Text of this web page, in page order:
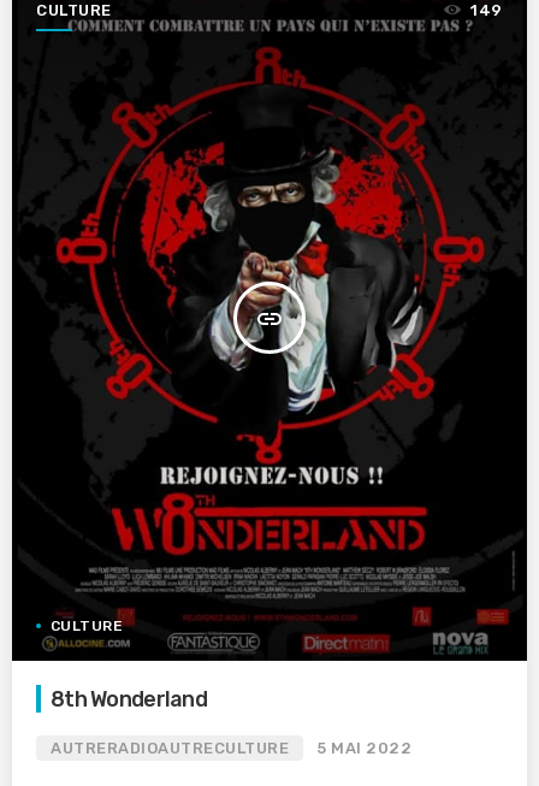
CULTURE
insert_link
149
CULTURE
8th Wonderland
AUTRERADIOAUTRECULTURE 5 MAI 2022